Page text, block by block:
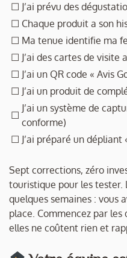
☐ J’ai prévu des
☐ Chaque produit a son
☐ Ma tenue identifie ma
☐ J’ai des cartes de visite
☐ J’ai un QR code « Avis
☐ J’ai un produit de
☐
J’ai un système de
conforme)
☐ J’ai préparé un
Sept corrections, zéro
touristique pour les tester.
quelques semaines : vous
place. Commencez par
elles ne coûtent rien et